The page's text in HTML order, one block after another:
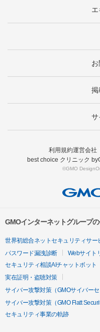
掲
サ
利用規約運営会社
best choice クリニック
©GMO
GMOインターネットグループ
世界初総合ネットセキュリティサー
パスワード漏洩診断
Webサイト
セキュリティ相談AIチャットボット
実在証明・盗聴対策
サイバー攻撃対策（GMOサイバーセ
サイバー攻撃対策（GMO Flatt
セキュリティ事業の軌跡